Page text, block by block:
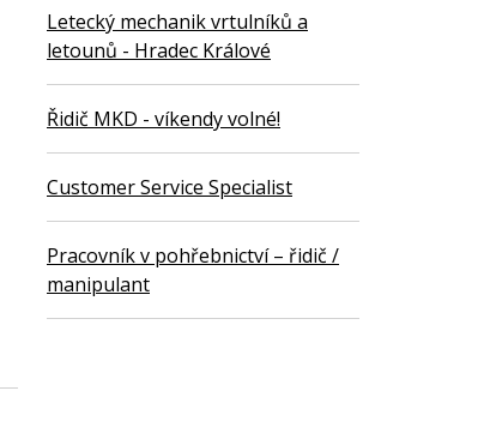
Letecký mechanik vrtulníků a
letounů - Hradec Králové
Řidič MKD - víkendy volné!
Customer Service Specialist
Pracovník v pohřebnictví – řidič /
manipulant